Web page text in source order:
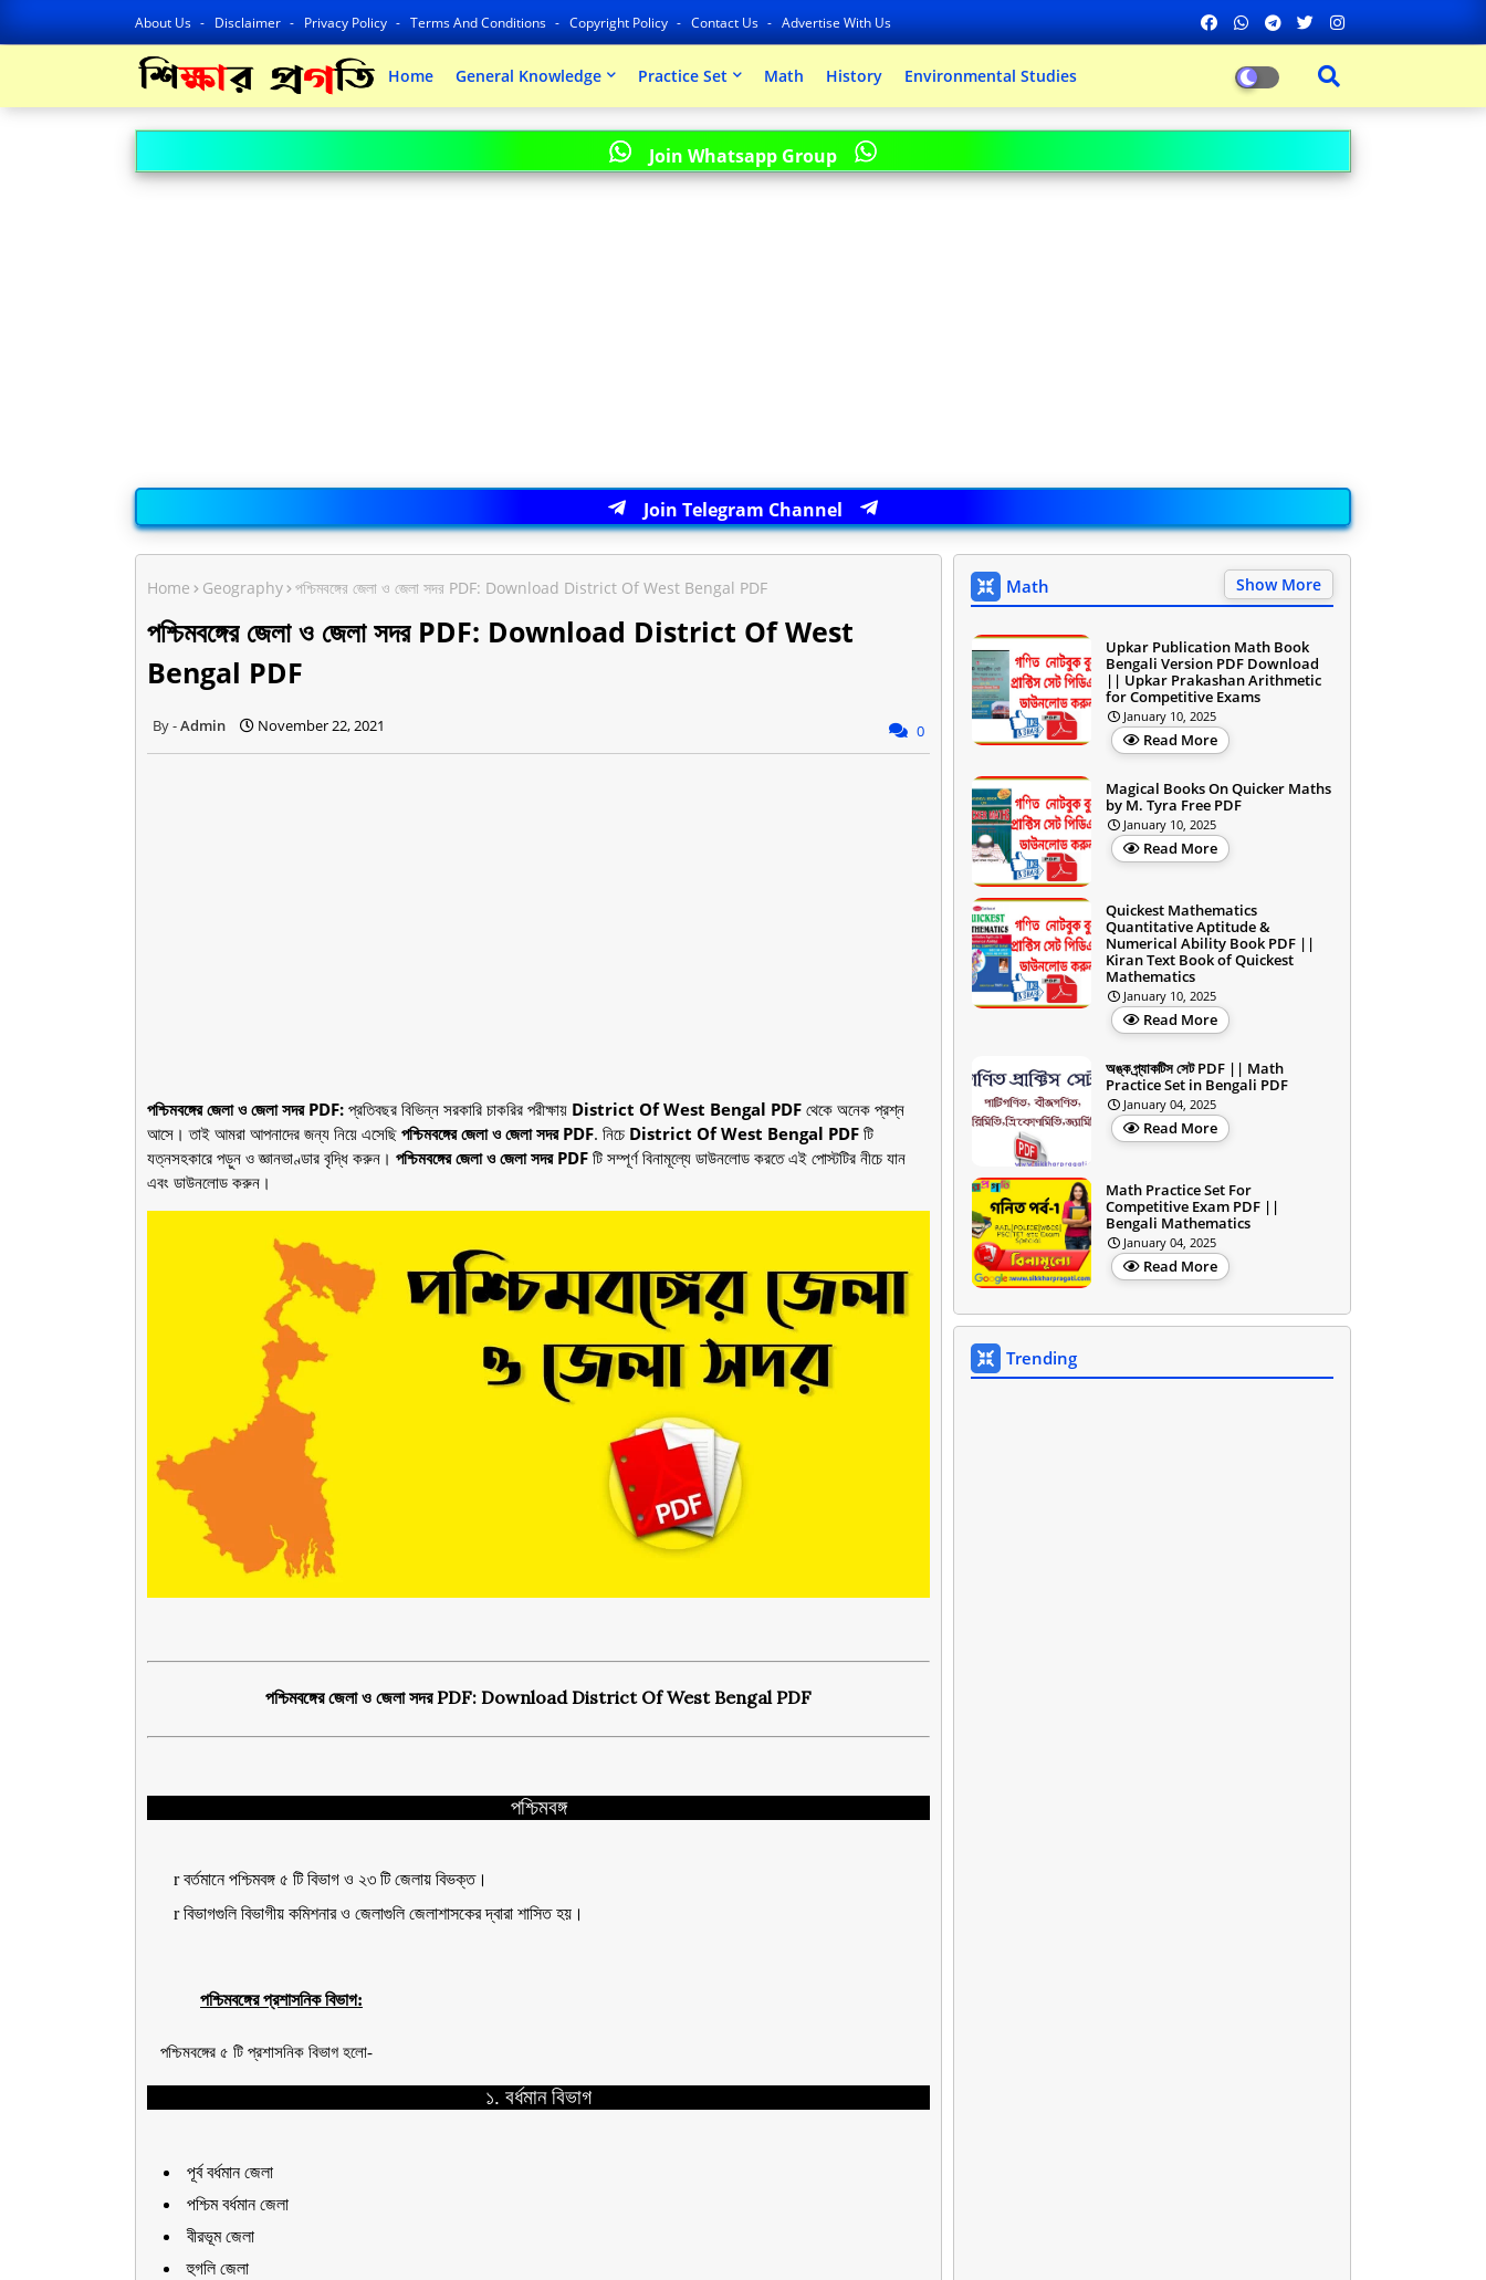
About Us Disclaimer Privacy Policy Terms And Conditions Copyright Policy Contact Us Advertise With Us
Home General Knowledge Practice Set Math History Environmental Studies
Join Whatsapp Group
Join Telegram Channel
Home Geography পশ্চিমবঙ্গের জেলা ও জেলা সদর PDF: Download District Of West Bengal PDF
পশ্চিমবঙ্গের জেলা ও জেলা সদর PDF: Download District Of West
Bengal PDF
Admin November 22, 2021 0
পশ্চিমবঙ্গের জেলা ও জেলা সদর PDF: প্রতিবছর বিভিন্ন সরকারি চাকরির পরীক্ষায় District Of West Bengal PDF থেকে অনেক প্রশ্ন
আসে। তাই আমরা আপনাদের জন্য নিয়ে এসেছি পশ্চিমবঙ্গের জেলা ও জেলা সদর PDF. নিচে District Of West Bengal PDF টি
যত্নসহকারে পড়ুন ও জ্ঞানভাণ্ডার বৃদ্ধি করুন। পশ্চিমবঙ্গের জেলা ও জেলা সদর PDF টি সম্পূর্ণ বিনামূল্যে ডাউনলোড করতে এই পোস্টটির নীচে যান
এবং ডাউনলোড করুন।
পশ্চিমবঙ্গের জেলা ও জেলা সদর PDF: Download District Of West Bengal PDF
পশ্চিমবঙ্গ
r বর্তমানে পশ্চিমবঙ্গ ৫ টি বিভাগ ও ২৩ টি জেলায় বিভক্ত।
r বিভাগগুলি বিভাগীয় কমিশনার ও জেলাগুলি জেলাশাসকের দ্বারা শাসিত হয়।
পশ্চিমবঙ্গের প্রশাসনিক বিভাগ:
পশ্চিমবঙ্গের ৫ টি প্রশাসনিক বিভাগ হলো-
১. বর্ধমান বিভাগ
পূর্ব বর্ধমান জেলা
পশ্চিম বর্ধমান জেলা
বীরভূম জেলা
হুগলি জেলা
Math Show More
Upkar Publication Math Book
Bengali Version PDF Download
|| Upkar Prakashan Arithmetic
for Competitive Exams
January 10, 2025
Read More
Magical Books On Quicker Maths
by M. Tyra Free PDF
January 10, 2025
Read More
Quickest Mathematics
Quantitative Aptitude &
Numerical Ability Book PDF ||
Kiran Text Book of Quickest
Mathematics
January 10, 2025
Read More
অঙ্ক প্র্যাকটিস সেট PDF || Math
Practice Set in Bengali PDF
January 04, 2025
Read More
Math Practice Set For
Competitive Exam PDF ||
Bengali Mathematics
January 04, 2025
Read More
Trending